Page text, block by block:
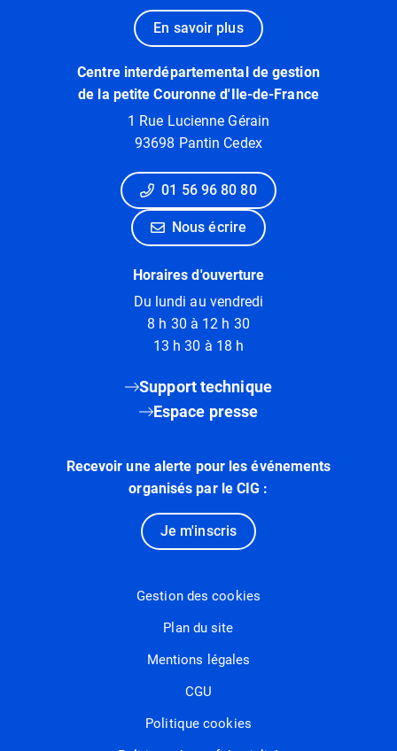
En savoir plus
Centre interdépartemental de gestion
de la petite Couronne d'Ile-de-France
1 Rue Lucienne Gérain
93698 Pantin Cedex
01 56 96 80 80
Nous écrire
Horaires d'ouverture
Du lundi au vendredi
8 h 30 à 12 h 30
13 h 30 à 18 h
Support technique
Espace presse
Recevoir une alerte pour les événements
organisés par le CIG :
Je m'inscris
Gestion des cookies
Plan du site
Mentions légales
CGU
Politique cookies